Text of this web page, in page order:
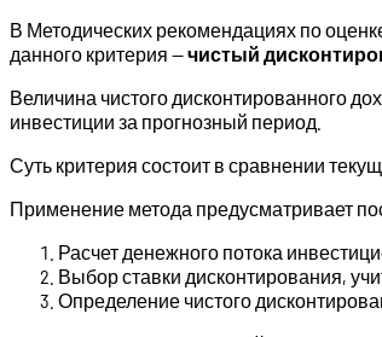
В Методических рекомендациях по
данного критерия —чистый
Величина чистого дисконтированного
инвестиции за прогнозный период.
Суть критерия состоит в сравнении
Применение метода предусматривает
Расчет денежного потока
Выбор ставки дисконтирования,
Определение чистого